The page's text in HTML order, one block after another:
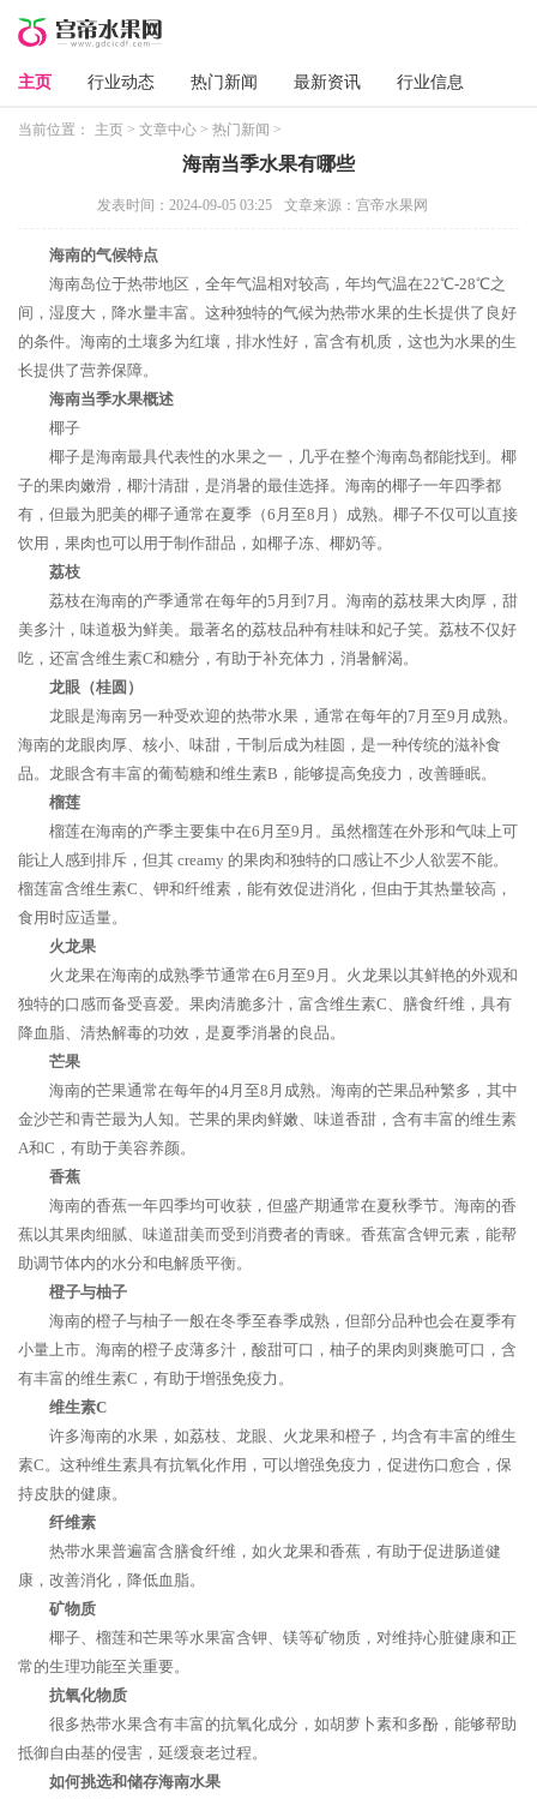
主页 行业动态 热门新闻 最新资讯 行业信息
当前位置： 主页 > 文章中心 > 热门新闻 >
海南当季水果有哪些
发表时间：2024-09-05 03:25 文章来源：宫帝水果网
海南的气候特点
海南岛位于热带地区，全年气温相对较高，年均气温在22℃-28℃之
间，湿度大，降水量丰富。这种独特的气候为热带水果的生长提供了良好
的条件。海南的土壤多为红壤，排水性好，富含有机质，这也为水果的生
长提供了营养保障。
海南当季水果概述
椰子
椰子是海南最具代表性的水果之一，几乎在整个海南岛都能找到。椰
子的果肉嫩滑，椰汁清甜，是消暑的最佳选择。海南的椰子一年四季都
有，但最为肥美的椰子通常在夏季（6月至8月）成熟。椰子不仅可以直接
饮用，果肉也可以用于制作甜品，如椰子冻、椰奶等。
荔枝
荔枝在海南的产季通常在每年的5月到7月。海南的荔枝果大肉厚，甜
美多汁，味道极为鲜美。最著名的荔枝品种有桂味和妃子笑。荔枝不仅好
吃，还富含维生素C和糖分，有助于补充体力，消暑解渴。
龙眼（桂圆）
龙眼是海南另一种受欢迎的热带水果，通常在每年的7月至9月成熟。
海南的龙眼肉厚、核小、味甜，干制后成为桂圆，是一种传统的滋补食
品。龙眼含有丰富的葡萄糖和维生素B，能够提高免疫力，改善睡眠。
榴莲
榴莲在海南的产季主要集中在6月至9月。虽然榴莲在外形和气味上可
能让人感到排斥，但其 creamy 的果肉和独特的口感让不少人欲罢不能。
榴莲富含维生素C、钾和纤维素，能有效促进消化，但由于其热量较高，
食用时应适量。
火龙果
火龙果在海南的成熟季节通常在6月至9月。火龙果以其鲜艳的外观和
独特的口感而备受喜爱。果肉清脆多汁，富含维生素C、膳食纤维，具有
降血脂、清热解毒的功效，是夏季消暑的良品。
芒果
海南的芒果通常在每年的4月至8月成熟。海南的芒果品种繁多，其中
金沙芒和青芒最为人知。芒果的果肉鲜嫩、味道香甜，含有丰富的维生素
A和C，有助于美容养颜。
香蕉
海南的香蕉一年四季均可收获，但盛产期通常在夏秋季节。海南的香
蕉以其果肉细腻、味道甜美而受到消费者的青睐。香蕉富含钾元素，能帮
助调节体内的水分和电解质平衡。
橙子与柚子
海南的橙子与柚子一般在冬季至春季成熟，但部分品种也会在夏季有
小量上市。海南的橙子皮薄多汁，酸甜可口，柚子的果肉则爽脆可口，含
有丰富的维生素C，有助于增强免疫力。
维生素C
许多海南的水果，如荔枝、龙眼、火龙果和橙子，均含有丰富的维生
素C。这种维生素具有抗氧化作用，可以增强免疫力，促进伤口愈合，保
持皮肤的健康。
纤维素
热带水果普遍富含膳食纤维，如火龙果和香蕉，有助于促进肠道健
康，改善消化，降低血脂。
矿物质
椰子、榴莲和芒果等水果富含钾、镁等矿物质，对维持心脏健康和正
常的生理功能至关重要。
抗氧化物质
很多热带水果含有丰富的抗氧化成分，如胡萝卜素和多酚，能够帮助
抵御自由基的侵害，延缓衰老过程。
如何挑选和储存海南水果